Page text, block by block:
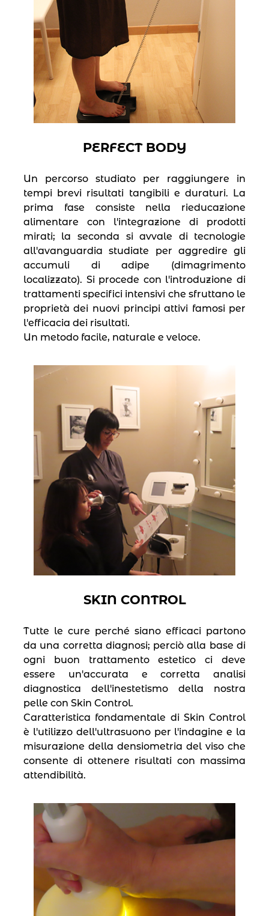
PERFECT BODY
Un percorso studiato per raggiungere in
tempi brevi risultati tangibili e duraturi. La
prima fase consiste nella rieducazione
alimentare con l′integrazione di prodotti
mirati; la seconda si avvale di tecnologie
all′avanguardia studiate per aggredire gli
accumuli di adipe (dimagrimento
localizzato). Si procede con l′introduzione di
trattamenti specifici intensivi che sfruttano le
proprietà dei nuovi principi attivi famosi per
l′efficacia dei risultati.
Un metodo facile, naturale e veloce.
SKIN CONTROL
Tutte le cure perché siano efficaci partono
da una corretta diagnosi; perciò alla base di
ogni buon trattamento estetico ci deve
essere un′accurata e corretta analisi
diagnostica dell′inestetismo della nostra
pelle con Skin Control.
Caratteristica fondamentale di Skin Control
è l′utilizzo dell′ultrasuono per l′indagine e la
misurazione della densiometria del viso che
consente di ottenere risultati con massima
attendibilità.